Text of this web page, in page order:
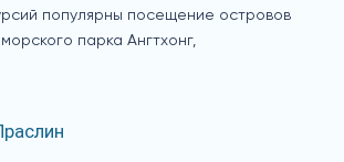
популярны посещение островов
парка Ангтхонг,